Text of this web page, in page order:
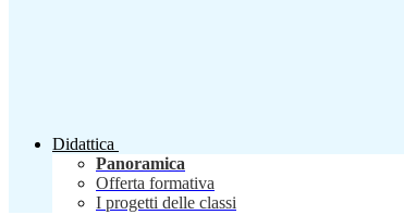
Didattica
Panoramica
Offerta formativa
I progetti delle classi